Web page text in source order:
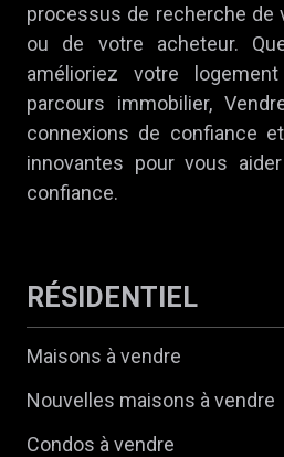
processus de recherche de
ou de votre acheteur.
amélioriez votre
parcours immobilier,
connexions de confiance
innovantes pour vous
confiance.
RÉSIDENTIEL
Maisons à vendre
Nouvelles maisons à vendre
Condos à vendre